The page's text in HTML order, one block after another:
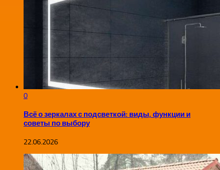
0
Всё о зеркалах с подсветкой: виды, функции и
советы по выбору
22.06.2026